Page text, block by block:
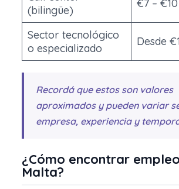
(bilingüe)
€7 – €10
Sector tecnológico
o especializado
Desde
Recordá que estos son valores
aproximados y pueden variar
empresa, experiencia y
¿Cómo encontrar
Malta?